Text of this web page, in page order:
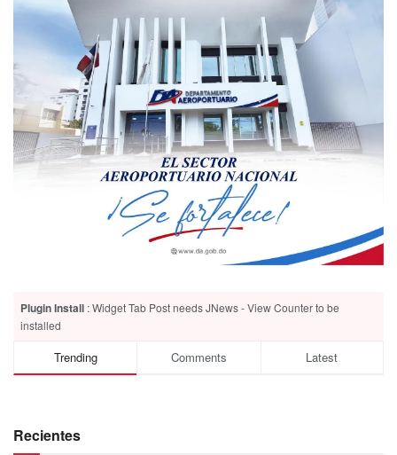
Plugin Install : Widget Tab Post needs JNews - View Counter to be
installed
Trending Comments Latest
Recientes